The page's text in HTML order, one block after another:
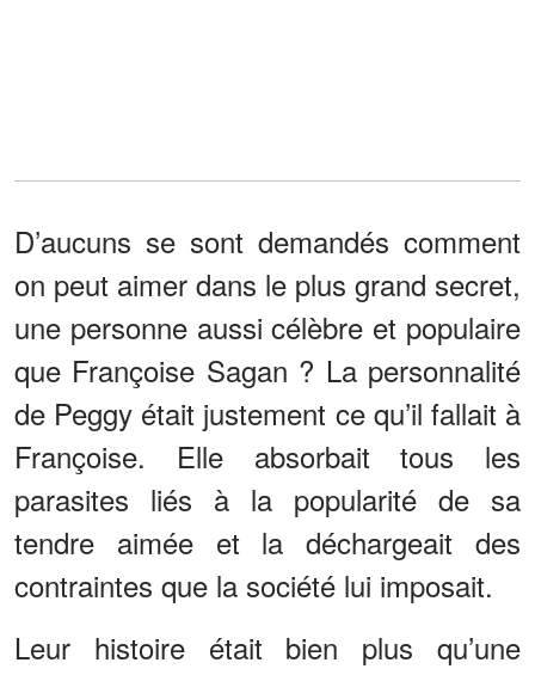
D’aucuns se sont demandés comment
on peut aimer dans le plus grand secret,
une personne aussi célèbre et populaire
que Françoise Sagan ? La personnalité
de Peggy était justement ce qu’il fallait à
Françoise. Elle absorbait tous les
parasites liés à la popularité de sa
tendre aimée et la déchargeait des
contraintes que la société lui imposait.
Leur histoire était bien plus qu’une